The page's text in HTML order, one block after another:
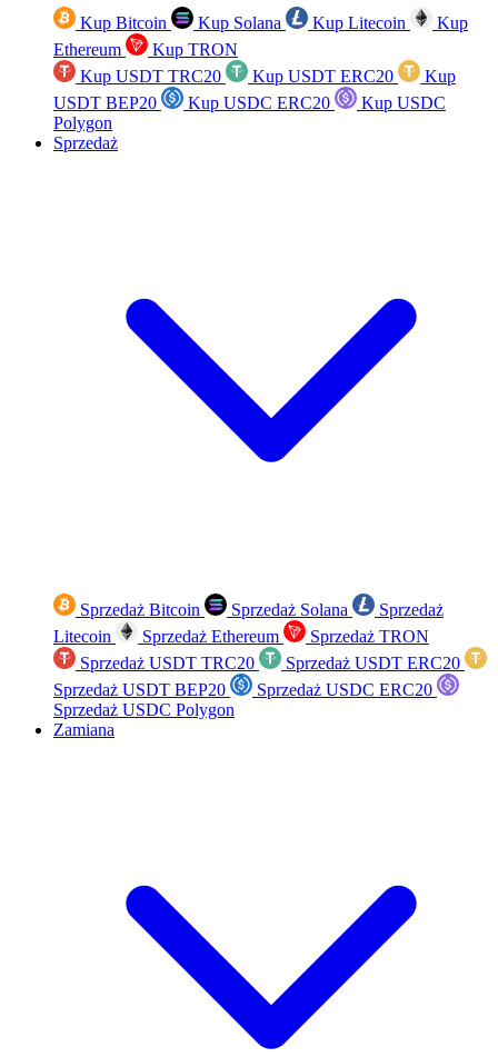
Kup Bitcoin Kup Solana Kup Litecoin
Kup
Ethereum
Kup TRON
Kup USDT TRC20
Kup USDT ERC20
Kup
USDT BEP20
Kup USDC ERC20
Kup USDC
Polygon
Sprzedaż
Sprzedaż Bitcoin Sprzedaż Solana
Sprzedaż
Litecoin
Sprzedaż Ethereum
Sprzedaż TRON
Sprzedaż USDT TRC20
Sprzedaż USDT ERC20
Sprzedaż USDT BEP20
Sprzedaż USDC ERC20
Sprzedaż USDC Polygon
Zamiana